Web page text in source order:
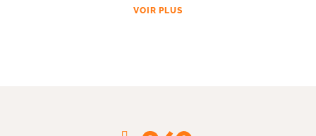
VOIR PLUS